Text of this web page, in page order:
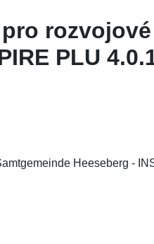
pro
PLU
Heeseberg -